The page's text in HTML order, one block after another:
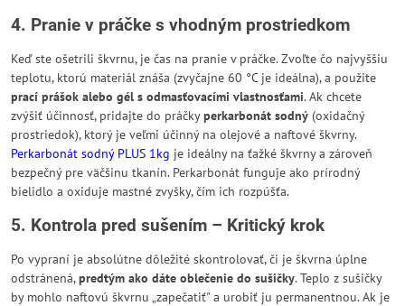
4. Pranie v práčke s vhodným prostriedkom
Keď ste ošetrili škvrnu, je čas na pranie v práčke. Zvoľte čo najvyššiu
teplotu, ktorú materiál znáša (zvyčajne 60 °C je ideálna), a použite
prací prášok alebo gél s odmasťovacími vlastnosťami. Ak chcete
zvýšiť účinnosť, pridajte do práčkyperkarbonát sodný (oxidačný
prostriedok), ktorý je veľmi účinný na olejové a naftové škvrny.
Perkarbonát sodný PLUS 1kg je ideálny na ťažké škvrny a zároveň
bezpečný pre väčšinu tkanín. Perkarbonát funguje ako prírodný
bielidlo a oxiduje mastné zvyšky, čím ich rozpúšťa.
5. Kontrola pred sušením – Kritický krok
Po vypraní je absolútne dôležité skontrolovať, či je škvrna úplne
odstránená,predtým ako dáte oblečenie do sušičky. Teplo z sušičky
by mohlo naftovú škvrnu „zapečatiť" a urobiť ju permanentnou. Ak je